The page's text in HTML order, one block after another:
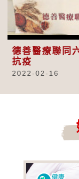
德善醫療聯同
抗疫
2022-02-16